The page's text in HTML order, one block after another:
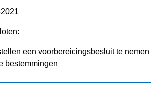
een voorbereidingsbesluit te nemen
bestemmingen